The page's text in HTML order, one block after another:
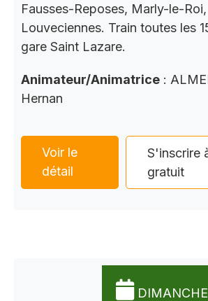
Fausses-Reposes, Marly-le-Roi,
Louveciennes. Train toutes les
gare Saint Lazare.
Animateur/Animatrice :
Hernan
Voir le
détail
S'inscrire
gratuit
DIMANCHE